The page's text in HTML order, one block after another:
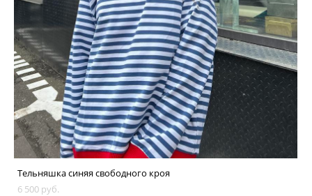
Тельняшка синяя свободного кроя
6 500 pуб.